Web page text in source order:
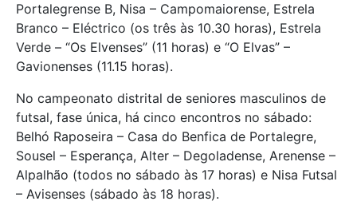
Portalegrense B, Nisa – Campomaiorense, Estrela
Branco – Eléctrico (os três às 10.30 horas), Estrela
Verde – “Os Elvenses” (11 horas) e “O Elvas” –
Gavionenses (11.15 horas).
No campeonato distrital de seniores masculinos de
futsal, fase única, há cinco encontros no sábado:
Belhó Raposeira – Casa do Benfica de Portalegre,
Sousel – Esperança, Alter – Degoladense, Arenense –
Alpalhão (todos no sábado às 17 horas) e Nisa Futsal
– Avisenses (sábado às 18 horas).